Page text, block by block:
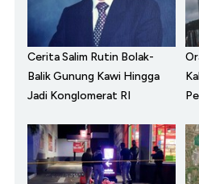
Cerita Salim Rutin Bolak-
Balik Gunung Kawi Hingga
Jadi Konglomerat RI